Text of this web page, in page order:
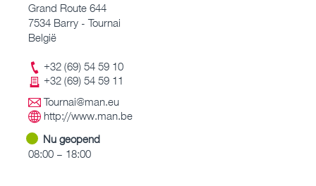
Grand Route 644
7534 Barry - Tournai
België
+32 (69) 54 59 10
+32 (69) 54 59 11
Tournai@man.eu
http://www.man.be
Nu geopend
08:00 – 18:00